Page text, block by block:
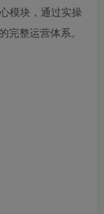
模块，通过实操
整运营体系。